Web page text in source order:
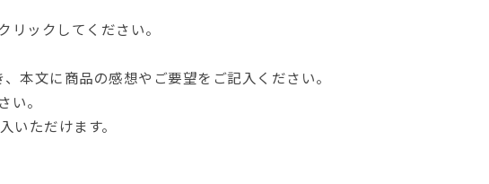
ックしてください。
本文に商品の感想やご要望をご記入ください。
。
ただけます。